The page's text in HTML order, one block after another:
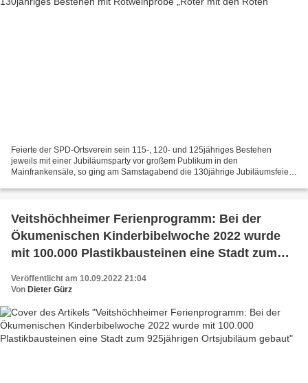
Feierte der SPD-Ortsverein sein 115-, 120- und 125jähriges Bestehen
jeweils mit einer Jubiläumsparty vor großem Publikum in den
Mainfrankensäle, so ging am Samstagabend die 130jährige Jubiläumsfeier
Veitshöchheimer Ferienprogramm: Bei der
Ökumenischen Kinderbibelwoche 2022 wurde
mit 100.000 Plastikbausteinen eine Stadt zum
Veröffentlicht am 10.09.2022 21:04
Von Dieter Gürz